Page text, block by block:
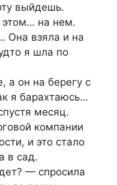
выйдешь.
этом… на нем.
Она взяла и на
я шла по
а он на берегу с
я барахтаюсь…
месяц.
компании
и это стало
в сад.
— спросила